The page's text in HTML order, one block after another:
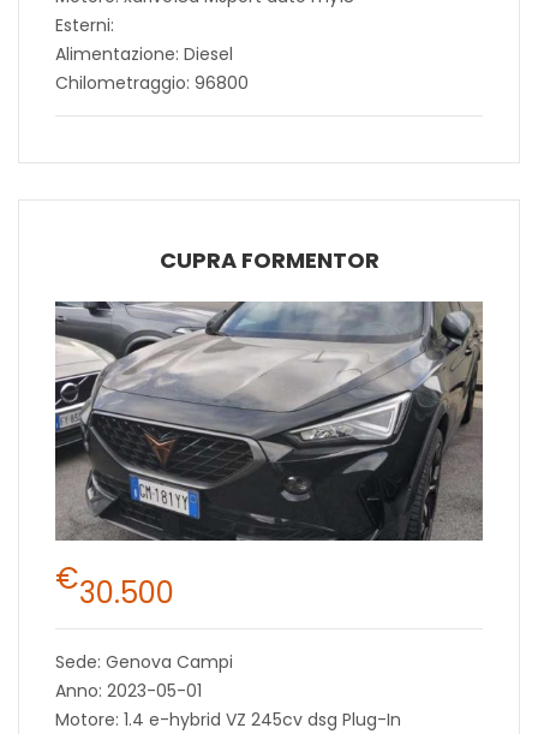
Esterni:
Alimentazione: Diesel
Chilometraggio: 96800
CUPRA FORMENTOR
€30.500
Sede: Genova Campi
Anno: 2023-05-01
Motore: 1.4 e-hybrid VZ 245cv dsg Plug-In